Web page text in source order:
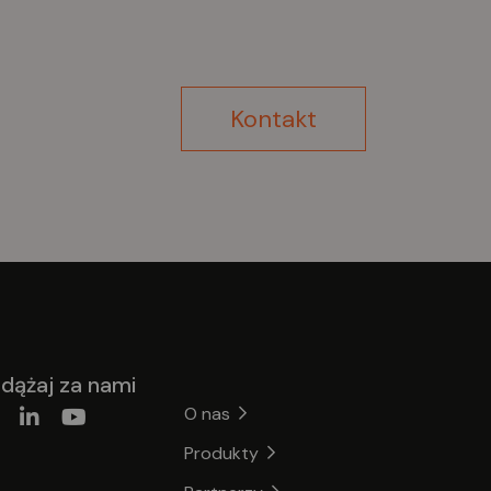
Kontakt
za nami
O nas
Produkty